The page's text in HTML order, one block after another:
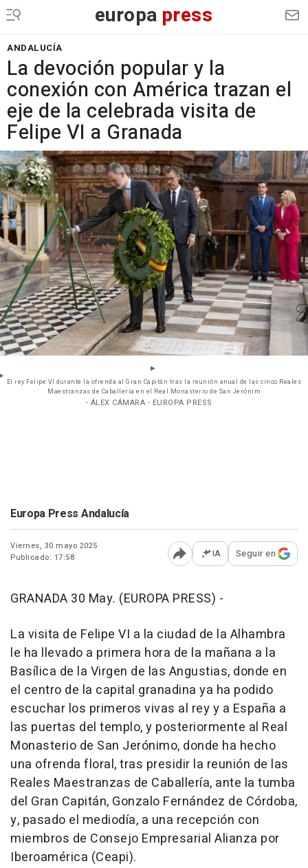
europa press
ANDALUCÍA
La devoción popular y la
conexión con América trazan el
eje de la celebrada visita de
Felipe VI a Granada
El rey Felipe VI durante la ofrenda al Gran Capitán tras la reunión anual de las cinco Reales
Maestranzas de Caballería en el Real Monasterio de San Jerónim
- ÁLEX CÁMARA - EUROPA PRESS
Europa Press Andalucía
Viernes, 30 mayo 2025
Publicado: 17:58
Abrir opciones para
IA Seguir en
GRANADA 30 May. (EUROPA PRESS) -
La visita de Felipe VI a la ciudad de la Alhambra
le ha llevado a primera hora de la mañana a la
Basílica de la Virgen de las Angustias, donde en
el centro de la capital granadina ya ha podido
escuchar los primeros vivas al rey y a España a
las puertas del templo, y posteriormente al Real
Monasterio de San Jerónimo, donde ha hecho
una ofrenda floral, tras presidir la reunión de las
Reales Maestranzas de Caballería, ante la tumba
del Gran Capitán, Gonzalo Fernández de Córdoba,
y, pasado el mediodía, a una recepción con
miembros de Consejo Empresarial Alianza por
Iberoamérica (Ceapi).